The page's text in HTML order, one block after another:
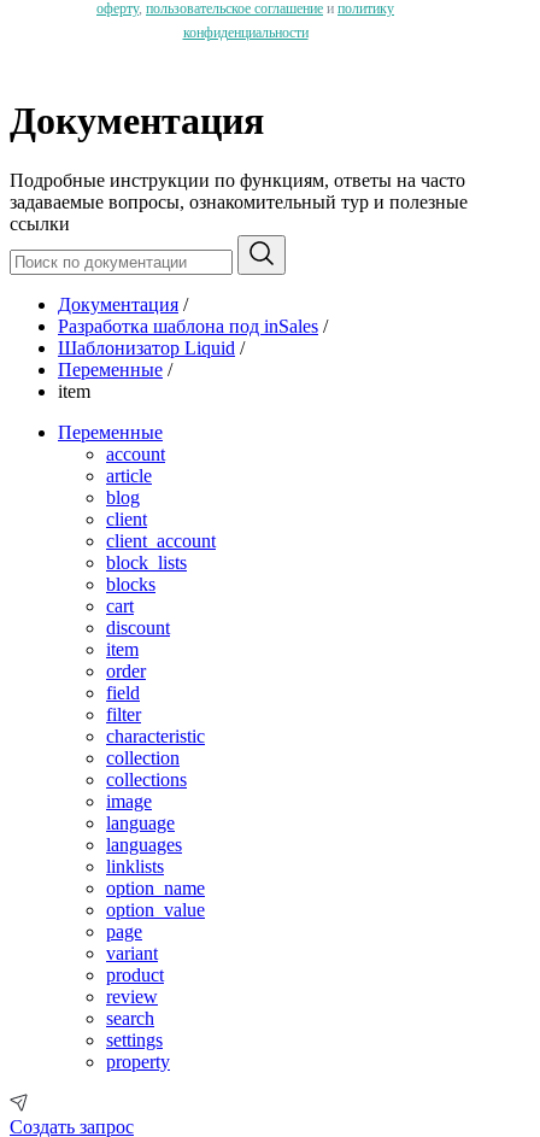
оферту, пользовательское соглашение и политику
конфиденциальности
Документация
Подробные инструкции по функциям, ответы на часто
задаваемые вопросы, ознакомительный тур и полезные
ссылки
Документация /
Разработка шаблона под inSales /
Шаблонизатор Liquid /
Переменные /
item
Переменные
account
article
blog
client
client_account
block_lists
blocks
cart
discount
item
order
field
filter
characteristic
collection
collections
image
language
languages
linklists
option_name
option_value
page
variant
product
review
search
settings
property
Создать запрос